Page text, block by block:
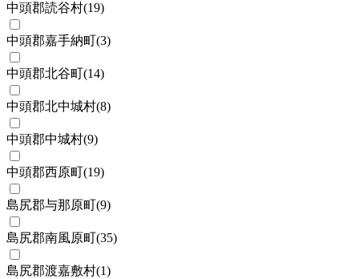
中頭郡読谷村(19)
中頭郡嘉手納町(3)
中頭郡北谷町(14)
中頭郡北中城村(8)
中頭郡中城村(9)
中頭郡西原町(19)
島尻郡与那原町(9)
島尻郡南風原町(35)
島尻郡渡嘉敷村(1)